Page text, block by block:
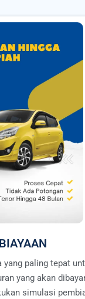
yang paling tepat
yang akan
simulasi